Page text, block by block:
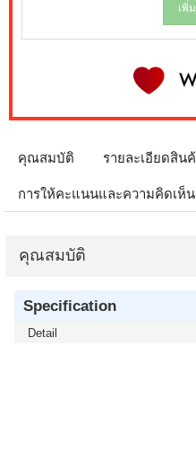
เพิ่
คุณสมบัติ รายละเอียดสิน
การให้คะแนนและความคิดเห็น
คุณสมบัติ
Specification
Detail